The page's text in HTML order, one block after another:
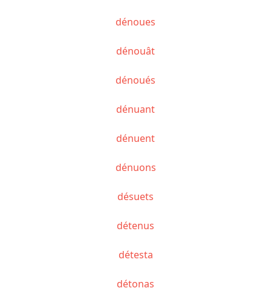
dénoues
dénouât
dénoués
dénuant
dénuent
dénuons
désuets
détenus
détesta
détonas